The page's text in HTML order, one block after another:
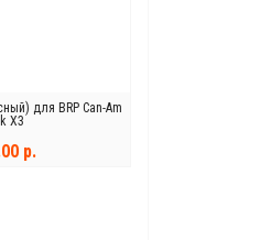
для BRP Can-Am
X3
р.